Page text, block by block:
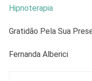
Hipnoterapia
Gratidão Pela Sua
Fernanda Alberici